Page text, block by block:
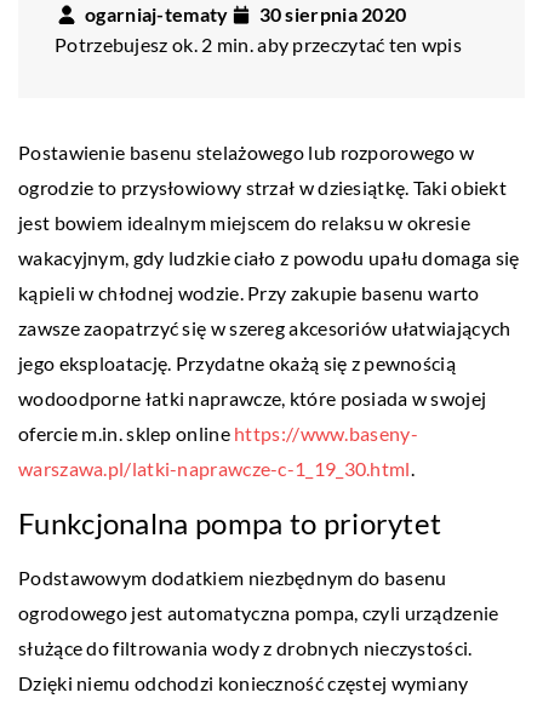
ogarniaj-tematy
30 sierpnia 2020
Potrzebujesz ok. 2 min. aby przeczytać ten wpis
Postawienie basenu stelażowego lub rozporowego w
ogrodzie to przysłowiowy strzał w dziesiątkę. Taki obiekt
jest bowiem idealnym miejscem do relaksu w okresie
wakacyjnym, gdy ludzkie ciało z powodu upału domaga się
kąpieli w chłodnej wodzie. Przy zakupie basenu warto
zawsze zaopatrzyć się w szereg akcesoriów ułatwiających
jego eksploatację. Przydatne okażą się z pewnością
wodoodporne łatki naprawcze, które posiada w swojej
ofercie m.in. sklep online https://www.baseny-
warszawa.pl/latki-naprawcze-c-1_19_30.html
Funkcjonalna pompa to priorytet
Podstawowym dodatkiem niezbędnym do basenu
ogrodowego jest automatyczna pompa, czyli urządzenie
służące do filtrowania wody z drobnych nieczystości.
Dzięki niemu odchodzi konieczność częstej wymiany